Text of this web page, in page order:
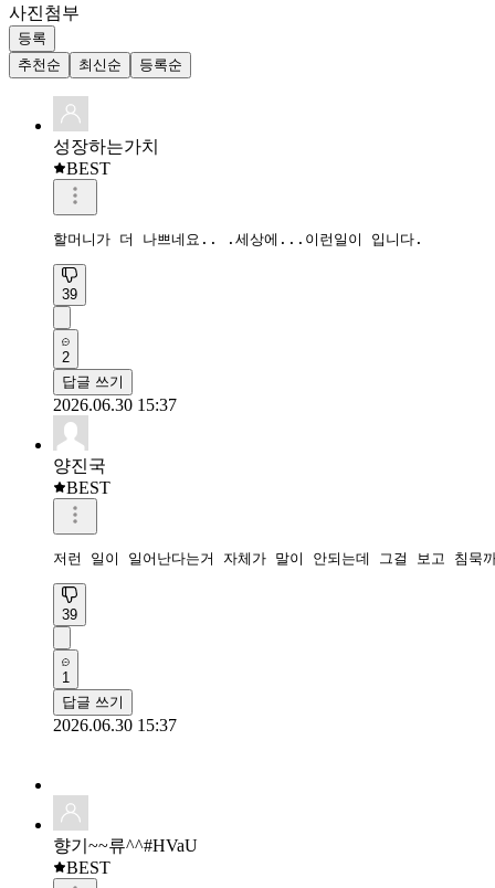
사진첨부
등록
추천순
최신순 등록순
성장하는가치
BEST
할머니가 더 나쁘네요.. .세상에...이런일이 입니다.
39
2
답글 쓰기
2026.06.30 15:37
양진국
BEST
저런 일이 일어난다는거 자체가 말이 안되는데 그걸 보고 침
39
1
답글 쓰기
2026.06.30 15:37
향기~~류^^#HVaU
BEST